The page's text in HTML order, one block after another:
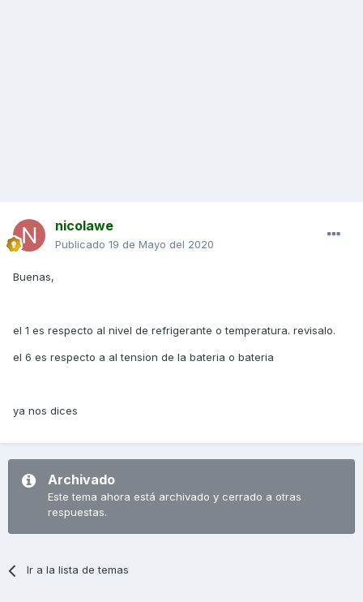
nicolawe
Publicado 19 de Mayo del 2020
Buenas,
el 1 es respecto al nivel de refrigerante o temperatura. revisalo.
el 6 es respecto a al tension de la bateria o bateria
ya nos dices
Archivado
Este tema ahora está archivado y cerrado a otras
respuestas.
Ir a la lista de temas